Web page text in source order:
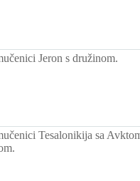
Jeron s družinom.
Tesalonikija sa